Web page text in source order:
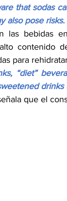
that sodas
also pose risks.
las bebidas
contenido
para
“diet”
que el